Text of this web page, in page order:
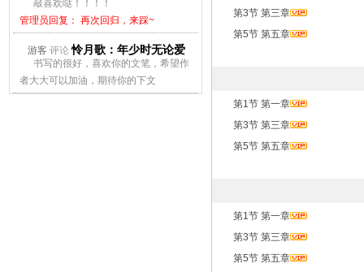
敲喜欢哒！！！！
管理员回复： 再次回归，来踩~
游客 评论怜月歌：年少时无论爱
上谁都会痛
书写的很好，喜欢你的文笔，希望作
者大大可以加油，期待你的下文
管理员回复： 再次回归，来踩~
第3节 第三章
第5节 第五章
第1节 第一章
第3节 第三章
第5节 第五章
第1节 第一章
第3节 第三章
第5节 第五章